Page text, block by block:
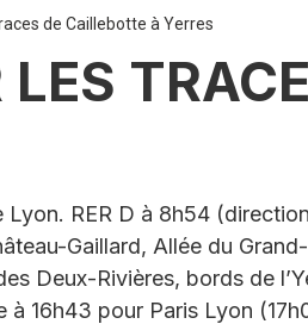
de Caillebotte à Yerres
Lyon. RER D à 8h54
Gaillard, Allée du
Deux-Rivières, bords de
à 16h43 pour Paris Lyon